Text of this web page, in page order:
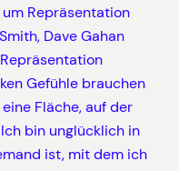
Repräsentation
Dave Gahan
Gefühle brauchen
Fläche, auf der
bin unglücklich in
ist, mit dem ich